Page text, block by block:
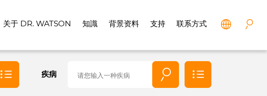
关于 DR. WATSON 知識 背景资料 支持 联系方式
全部
疾病
所有